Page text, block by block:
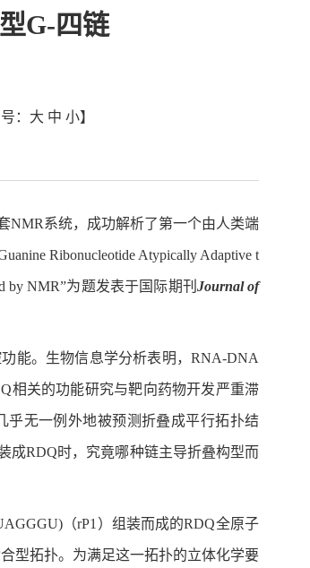
G-四链
： 大 中 小】
NMR系统，成功解析了第一个由人类端
Ribonucleotide Atypically Adaptive t
by NMR”为题发表于国际期刊 Journal of
能。生物信息学分析表明，RNA-DNA
相关的功能研究与靶向药物开发严重滞
乎无一例外地被预测折叠成平行拓扑结
成RDQ时，究竟哪种链主导折叠构型而
（rP1）组装而成的RDQ全原子
型拓扑。为满足这一拓扑的立体化学要